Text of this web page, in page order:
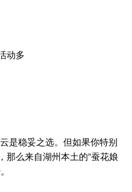
动多
是稳妥之选。但如果你特别
那么来自湖州本土的“蚕花娘